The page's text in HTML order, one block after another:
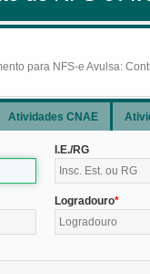
para NFS-e Avulsa:
Atividades CNAE
I.E./RG
Logradouro